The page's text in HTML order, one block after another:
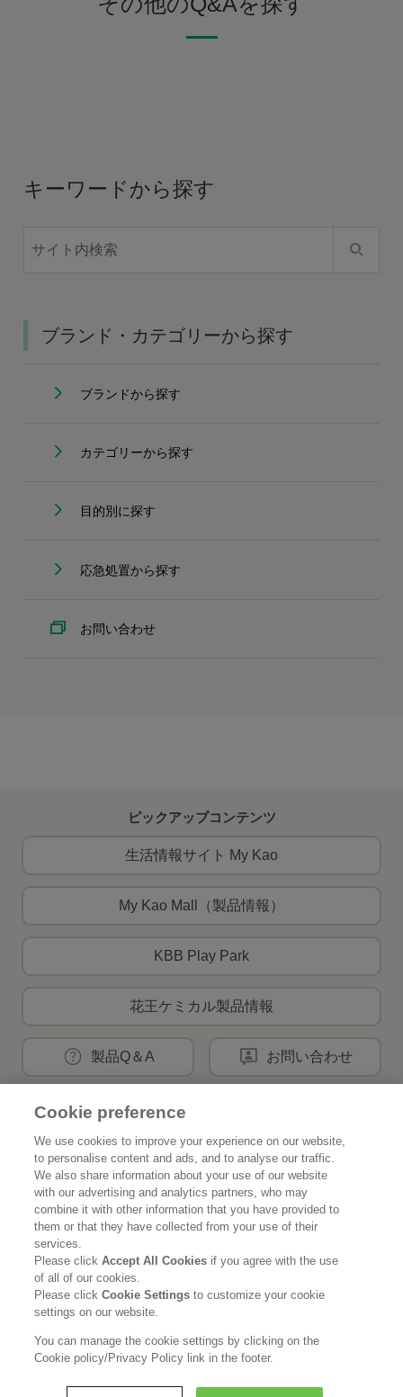
キーワードから探す
ブランド・カテゴリーから探す
ブランドから探す
カテゴリーから探す
目的別に探す
応急処置から探す
お問い合わせ
ピックアップコンテンツ
生活情報サイト My Kao
My Kao Mall（製品情報）
KBB Play Park
花王ケミカル製品情報
製品Q＆A お問い合わせ
Home 花王について
サステナビリティ イノベーション
ブランド
ニュースルーム 採用情報
Cookie preference
We use cookies to improve your experience on our website,
to personalise content and ads, and to analyse our traffic.
We also share information about your use of our website
with our advertising and analytics partners, who may
combine it with other information that you have provided to
them or that they have collected from your use of their
services.
Please clickAccept All Cookies if you agree with the use
of all of our cookies.
Please clickCookie Settingsto customize your cookie
settings on our website.
You can manage the cookie settings by clicking on the
Cookie policy/Privacy Policy link in the footer.